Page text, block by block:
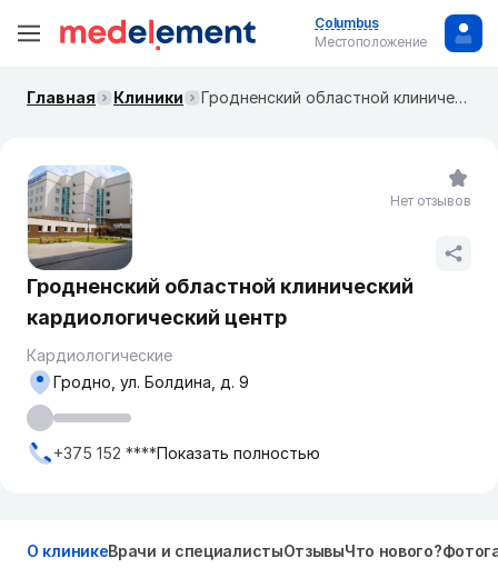
Columbus
Местоположение
Главная Клиники Гродненский областной клинический кардиологический центр
Гродненский областной клинический
кардиологический центр
Кардиологические
Гродно, ул. Болдина, д. 9
+375 152 ****Показать полностью
Нет отзывов
О клиникеВрачи и специалистыОтзывыЧто нового?